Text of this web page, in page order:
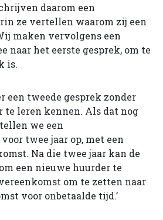
daarom een
ze vertellen waarom zij een
maken vervolgens een
naar het eerste gesprek, om te
is.
een tweede gesprek zonder
te leren kennen. Als dat nog
we een
twee jaar op, met een
Na die twee jaar kan de
een nieuwe huurder te
om te zetten naar
voor onbetaalde tijd.’